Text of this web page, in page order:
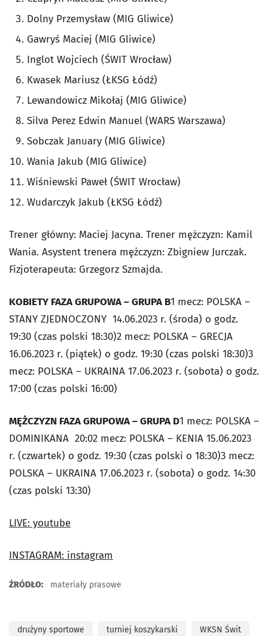
Dolny Przemysław (MIG Gliwice)
Gawryś Maciej (MIG Gliwice)
Inglot Wojciech (ŚWIT Wrocław)
Kwasek Mariusz (ŁKSG Łódź)
Lewandowicz Mikołaj (MIG Gliwice)
Silva Perez Edwin Manuel (WARS Warszawa)
Sobczak January (MIG Gliwice)
Wania Jakub (MIG Gliwice)
Wiśniewski Paweł (ŚWIT Wrocław)
Wudarczyk Jakub (ŁKSG Łódź)
Trener główny: Maciej Jacyna. Trener mężczyzn: Kamil
Wania. Asystent trenera mężczyzn: Zbigniew Jurczak.
Fizjoterapeuta: Grzegorz Szmajda.
KOBIETY FAZA GRUPOWA – GRUPA B1 mecz: POLSKA –
STANY ZJEDNOCZONY 14.06.2023 r. (środa) o godz.
19:30 (czas polski 18:30)2 mecz: POLSKA – GRECJA
16.06.2023 r. (piątek) o godz. 19:30 (czas polski 18:30)3
mecz: POLSKA – UKRAINA 17.06.2023 r. (sobota) o godz.
17:00 (czas polski 16:00)
MĘŻCZYZN FAZA GRUPOWA – GRUPA D1 mecz: POLSKA –
DOMINIKANA 20:02 mecz: POLSKA – KENIA 15.06.2023
r. (czwartek) o godz. 19:30 (czas polski o 18:30)3 mecz:
POLSKA – UKRAINA 17.06.2023 r. (sobota) o godz. 14:30
(czas polski 13:30)
LIVE: youtube
INSTAGRAM: instagram
ŹRÓDŁO: materiały prasowe
drużyny sportowe turniej koszykarski WKSN Świt